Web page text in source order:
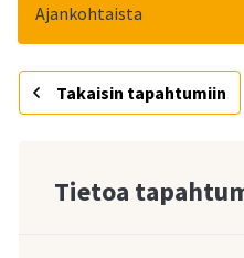
Ajankohtaista
Takaisin tapahtumiin
Tietoa